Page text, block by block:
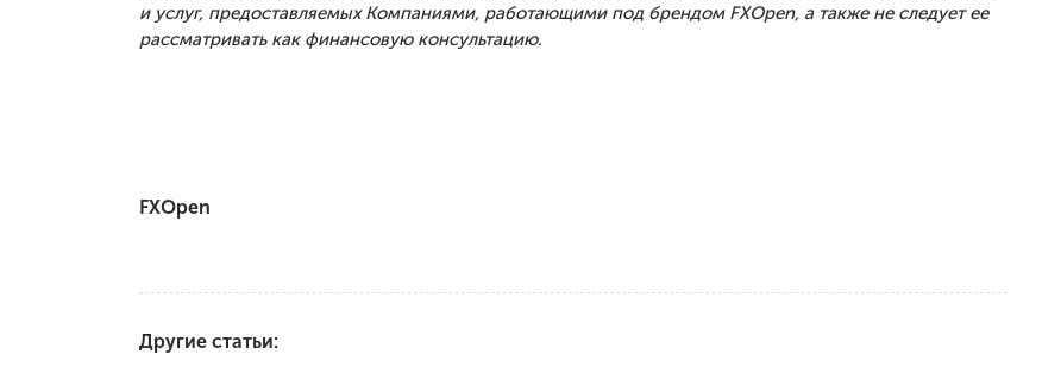
и услуг, предоставляемых Компаниями, работающими под брендом FXOpen, а также не следует ее
рассматривать как финансовую консультацию.
FXOpen
Другие статьи: